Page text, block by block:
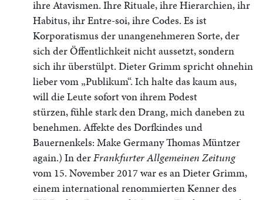
ihre Atavismen. Ihre Rituale, ihre Hierarchien, ihr
Habitus, ihr Entre-soi, ihre Codes. Es ist
Korporatismus der unangenehmeren Sorte, der
sich der Öffentlichkeit nicht aussetzt, sondern
sich ihr überstülpt. Dieter Grimm spricht ohnehin
lieber vom „Publikum“. Ich halte das kaum aus,
will die Leute sofort von ihrem Podest
stürzen, fühle stark den Drang, mich daneben zu
benehmen. Affekte des Dorfkindes und
Bauernenkels: Make Germany Thomas Müntzer
again.) In derFrankfurter Allgemeinen Zeitung
vom 15. November 2017 war es an Dieter Grimm,
einem international renommierten Kenner des